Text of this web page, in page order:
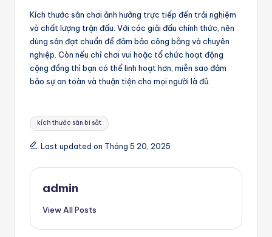
Kích thước sân chơi ảnh hưởng trực tiếp đến trải nghiệm
và chất lượng trận đấu. Với các giải đấu chính thức, nên
dùng sân đạt chuẩn để đảm bảo công bằng và chuyên
nghiệp. Còn nếu chỉ chơi vui hoặc tổ chức hoạt động
cộng đồng thì bạn có thể linh hoạt hơn, miễn sao đảm
bảo sự an toàn và thuận tiện cho mọi người là đủ.
Tags:
kích thước sân bi sắt
Last updated on Tháng 5 20, 2025
admin
View All Posts